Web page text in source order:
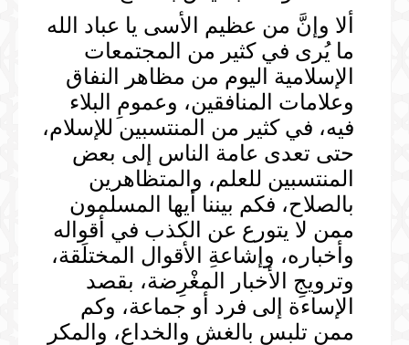
ألا وإنَّ من عظيم الأسى يا عباد الله
ما يُرى في كثير من المجتمعات
الإسلامية اليوم من مظاهر النفاق
وعلامات المنافقين، وعمومِ البلاء
فيه، في كثير من المنتسبين للإسلام،
حتى تعدى عامة الناس إلى بعض
المنتسبين للعلم، والمتظاهرين
بالصلاح، فكم بيننا أيها المسلمون
ممن لا يتورع عن الكذب في أقواله
وأخباره، وإشاعةِ الأقوال المختلَقة،
وترويجِ الأخبار المغْرِضة، بقصد
الإساءة إلى فرد أو جماعة، وكم
ممن تلبس بالغش والخداع، والمكرِ